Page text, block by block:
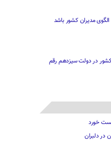
مدیران کشور باشد
در دولت سیزدهم رقم
خورد
در دلبران